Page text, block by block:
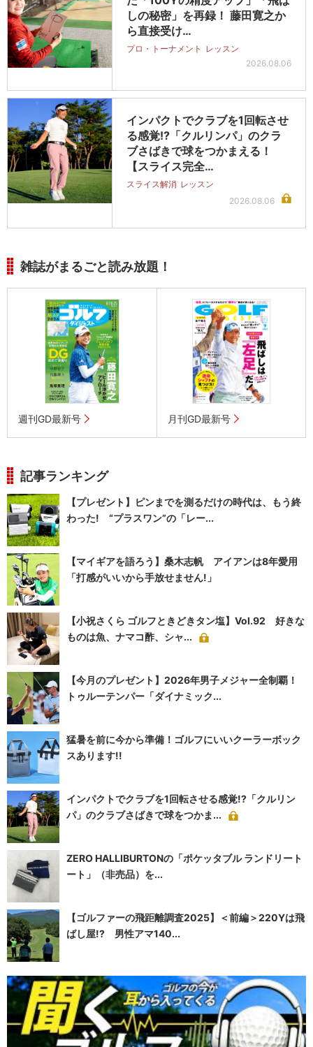
しの秘密」を再録！ 藤田寛之か
ら直接受け…
プロ・トーナメント レッスン
2026.08.06
インパクトでクラブを1回転させ
る感覚!?「クルリンパ」のクラ
ブさばきで球をつかまえる！
【スライス完全…
スライス解消 レッスン
2026.08.06
雑誌がまるごと読み放題！
週刊GD最新号 月刊GD最新号
記事ランキング
【プレゼント】ピンまでを測るだけの時代は、もう終
わった! “プラスワン”の「レー...
【マイギアを語ろう】桑木志帆 アイアンは8年愛用
「打感がいいから手放せません!」
【小祝さくら ゴルフときどきタン塩】Vol.92 好きな
ものは魚、ナマコ酢、シャ...
【今月のプレゼント】2026年男子メジャー全制覇！
トゥルーテンパー「ダイナミック...
猛暑を前に今から準備！ゴルフにいいクーラーボック
スあります!!
インパクトでクラブを1回転させる感覚!?「クルリン
パ」のクラブさばきで球をつかま...
ZERO HALLIBURTONの「ポケッタブル ランドリート
ート」（非売品）を...
【ゴルファーの飛距離調査2025】＜前編＞220Yは飛
ばし屋!? 男性アマ140...